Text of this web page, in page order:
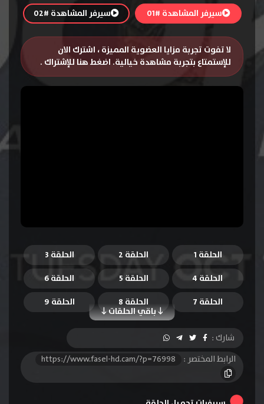
سيرفر المشاهدة #01 سيرفر المشاهدة #02
لا تفوت تجربة مزايا العضوية المميزة ، اشترك الان
للإستمتاع بتجربة مشاهدة خيالية. اضغط هنا للإشتراك .
الحلقة 1 الحلقة 2
الحلقة 3
الحلقة 4
الحلقة 5 الحلقة 6
باقي الحلقات
الحلقة 7 الحلقة 8
الحلقة 9
الحلقة 12
الحلقة 13
الحلقة 14
الحلقة 15
شارك :
الرابط المختصر :
https://www.fasel-hd.cam/?p=76998